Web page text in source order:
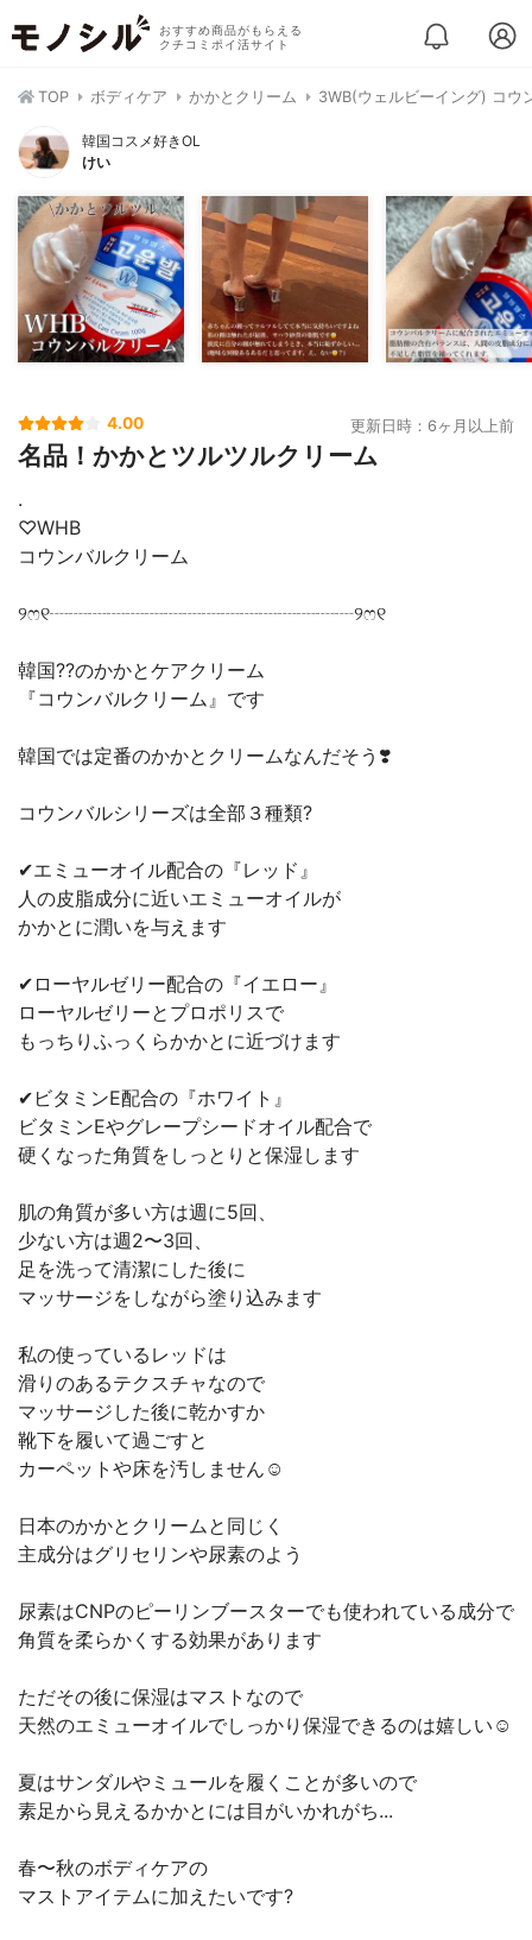
おすすめ商品がもらえる
クチコミポイ活サイト
TOP ボディケア かかとクリーム 3WB(ウェルビーイング) コウ
韓国コスメ好きOL
けい
4.00 更新日時：6ヶ月以上前
名品！かかとツルツルクリーム
.
♡WHB
コウンバルクリーム
୨ෆ୧┈┈┈┈┈┈┈┈┈┈┈┈┈┈┈┈୨ෆ୧
韓国??のかかとケアクリーム
『コウンバルクリーム』です
韓国では定番のかかとクリームなんだそう❣️
コウンバルシリーズは全部３種類?
✔︎エミューオイル配合の『レッド』
人の皮脂成分に近いエミューオイルが
かかとに潤いを与えます
✔︎ローヤルゼリー配合の『イエロー』
ローヤルゼリーとプロポリスで
もっちりふっくらかかとに近づけます
✔︎ビタミンE配合の『ホワイト』
ビタミンEやグレープシードオイル配合で
硬くなった角質をしっとりと保湿します
肌の角質が多い方は週に5回、
少ない方は週2〜3回、
足を洗って清潔にした後に
マッサージをしながら塗り込みます
私の使っているレッドは
滑りのあるテクスチャなので
マッサージした後に乾かすか
靴下を履いて過ごすと
カーペットや床を汚しません☺️
日本のかかとクリームと同じく
主成分はグリセリンや尿素のよう
尿素はCNPのピーリンブースターでも使われている成分で
角質を柔らかくする効果があります
ただその後に保湿はマストなので
天然のエミューオイルでしっかり保湿できるのは嬉しい☺️
夏はサンダルやミュールを履くことが多いので
素足から見えるかかとには目がいかれがち...
春〜秋のボディケアの
マストアイテムに加えたいです?